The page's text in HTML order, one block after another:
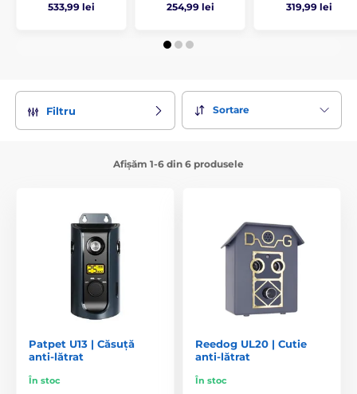
533,99 lei 254,99 lei
319,99 lei
Filtru Sortare
Afișăm 1-6 din 6 produsele
Patpet U13 | Căsuță
anti-lătrat
În stoc
Reedog UL20 | Cutie
anti-lătrat
În stoc